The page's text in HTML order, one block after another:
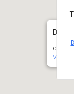
début
Voir